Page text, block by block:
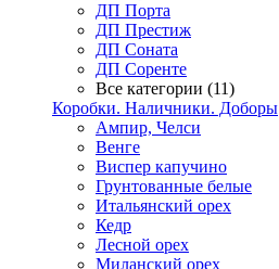
ДП Порта
ДП Престиж
ДП Соната
ДП Соренте
Все категории (11)
Коробки. Наличники. Доборы
Ампир, Челси
Венге
Виспер капучино
Грунтованные белые
Итальянский орех
Кедр
Лесной орех
Миланский орех